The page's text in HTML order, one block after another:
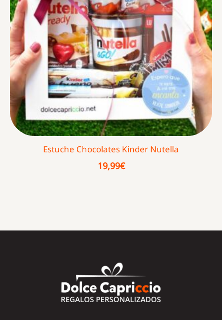
Estuche Chocolates Kinder Nutella
19,99€